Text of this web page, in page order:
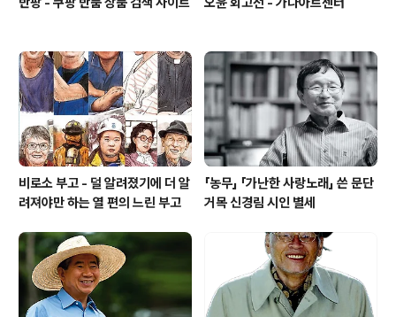
비로소 부고 - 덜 알려졌기에 더 알
려져야만 하는 열 편의 느린 부고
「농무」 「가난한 사랑노래」 쓴 문단
거목 신경림 시인 별세